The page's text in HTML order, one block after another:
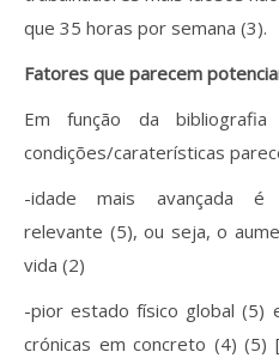
que 35 horas por semana (3).
Fatores que parecem
Em função da bibliografia
condições/caraterísticas
-idade mais avançada
relevante (5), ou seja, o
vida (2)
-pior estado físico global (5)
crónicas em concreto (4) (5)